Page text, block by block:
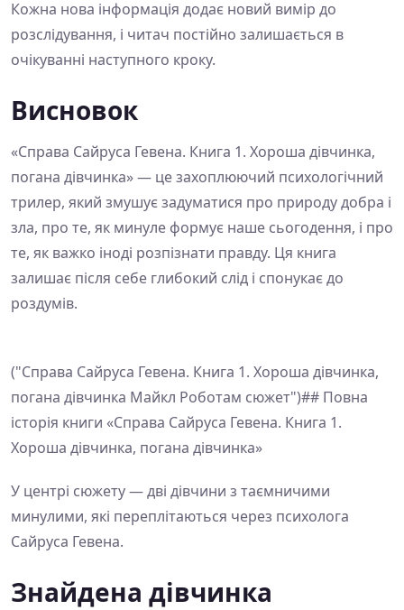
Кожна нова інформація додає новий вимір до
розслідування, і читач постійно залишається в
очікуванні наступного кроку.
Висновок
«Справа Сайруса Гевена. Книга 1. Хороша дівчинка,
погана дівчинка» — це захоплюючий психологічний
трилер, який змушує задуматися про природу добра і
зла, про те, як минуле формує наше сьогодення, і про
те, як важко іноді розпізнати правду. Ця книга
залишає після себе глибокий слід і спонукає до
роздумів.
("Справа Сайруса Гевена. Книга 1. Хороша дівчинка,
погана дівчинка Майкл Роботам сюжет")## Повна
історія книги «Справа Сайруса Гевена. Книга 1.
Хороша дівчинка, погана дівчинка»
У центрі сюжету — дві дівчини з таємничими
минулими, які переплітаються через психолога
Сайруса Гевена.
Знайдена дівчинка